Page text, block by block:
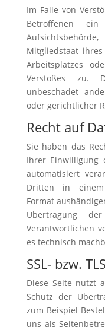
Im Falle von
Betroffenen
Mitgliedstaat
Arbeitsplatzes
Verstoßes zu.
unbeschadet
oder gerichtlicher
Recht auf
Sie haben das
Ihrer Einwilligung
automatisiert
Dritten in einem
Format
Übertragung
Verantwortlichen
es technisch
SSL- bzw.
Diese Seite nutzt
Schutz der
zum Beispiel
uns als